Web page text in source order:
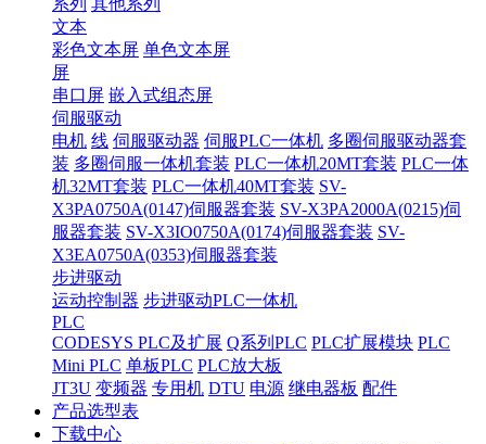
系列 其他系列
文本
彩色文本屏 单色文本屏
屏
串口屏 嵌入式组态屏
伺服驱动
电机 线 伺服驱动器 伺服PLC一体机 多圈伺服驱动器套
装 多圈伺服一体机套装 PLC一体机20MT套装 PLC一体
机32MT套装 PLC一体机40MT套装 SV-
X3PA0750A(0147)伺服器套装 SV-X3PA2000A(0215)伺
服器套装 SV-X3IO0750A(0174)伺服器套装 SV-
X3EA0750A(0353)伺服器套装
步进驱动
运动控制器 步进驱动PLC一体机
PLC
CODESYS PLC及扩展 Q系列PLC PLC扩展模块 PLC
Mini PLC 单板PLC PLC放大板
JT3U 变频器 专用机 DTU 电源 继电器板 配件
产品选型表
下载中心